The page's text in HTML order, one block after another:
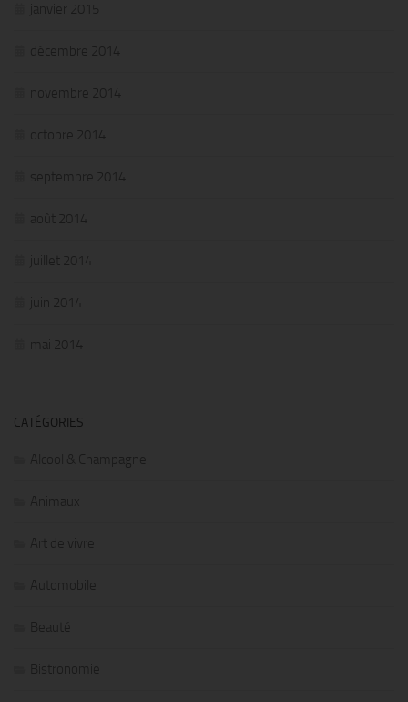
janvier 2015
décembre 2014
novembre 2014
octobre 2014
septembre 2014
août 2014
juillet 2014
juin 2014
mai 2014
CATÉGORIES
Alcool & Champagne
Animaux
Art de vivre
Automobile
Beauté
Bistronomie